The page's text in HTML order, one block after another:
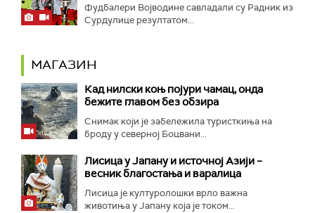
Фудбалери Војводине савладали су Радник из
Сурдулице резултатом...
МАГАЗИН
Кад нилски коњ појури чамац, онда
бежите главом без обзира
Снимак који је забележила туристкиња на
броду у северној Боцвани...
Лисица у Јапану и источној Азији –
весник благостања и варалица
Лисица је културолошки врло важна
животиња у Јапану која је током...